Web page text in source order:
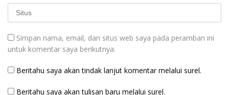
Simpan nama, email, dan situs web saya pada peramban ini
untuk komentar saya berikutnya.
Beritahu saya akan tindak lanjut komentar melalui surel.
Beritahu saya akan tulisan baru melalui surel.